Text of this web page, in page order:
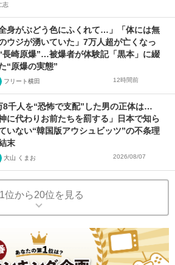
志
全身がぶどう色にふくれて…」「体には無
ウジが湧いていた」7万人超が亡くなっ
長崎原爆”…被爆者が体験記「黒本」に綴
“原爆の実態”
フリート横田 12時間前
8千人を“恐怖で支配”した男の正体は…
神に代わりお前たちを罰する」日本で知ら
いない“韓国版アウシュビッツ”の不条理
末
大山 くまお 2026/08/07
位から20位を見る